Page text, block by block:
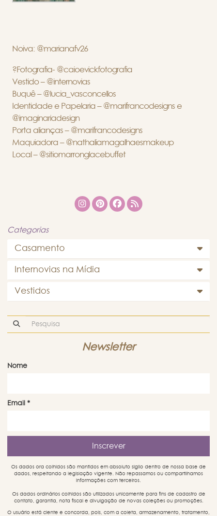
Noiva: @marianafv26
?Fotografia- @caioevickfotografia
Vestido – @internovias
Buquê – @lucia_vasconcellos
Identidade e Papelaria – @marifrancodesigns e
@imaginariadesign
Porta alianças – @marifrancodesigns
Maquiadora – @nathaliamagalhaesmakeup
Local – @sitiomarronglacebuffet
Categorias
Casamento
Internovias na Mídia
Vestidos
Newsletter
Nome
Email *
Os dados ora colhidos são mantidos em absoluto sigilo dentro de nossa base de
dados, respeitando a legislação vigente. Não repassamos ou compartilhamos
informações com terceiros.
Os dados ordinários colhidos são utilizados unicamente para fins de cadastro de
contato, garantia, nota fiscal e divulgação de novas coleções ou promoções.
O usuário está ciente e concorda, pois, com a coleta, armazenamento, tratamento,